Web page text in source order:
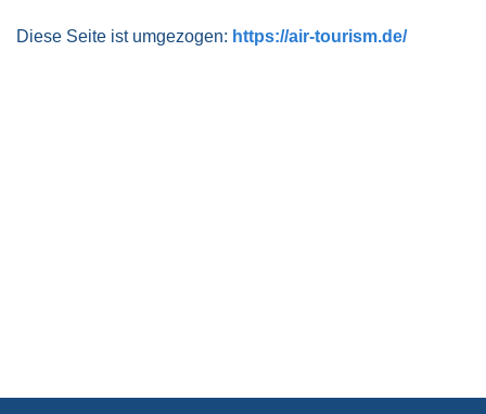
Diese Seite ist umgezogen: https://air-tourism.de/